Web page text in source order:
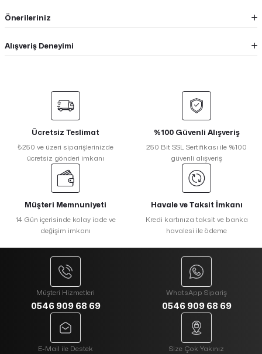
Önerileriniz
Alışveriş Deneyimi
Ücretsiz Teslimat
₺250 ve üzeri siparişlerinizde
ücretsiz gönderi imkanı
%100 Güvenli Alışveriş
250 Bit SSL Sertifikası ile %100
güvenli alışveriş
Müşteri Memnuniyeti
14 Gün içerisinde kolay iade ve
değişim imkanı
Havale ve Taksit İmkanı
Kredi kartınıza taksit ve banka
havalesi ile ödeme
Müşteri Hizmetleri
0546 909 68 69
WhatsApp Sipariş
0546 909 68 69
E-Mail ile Destek Size Çok Yakınız